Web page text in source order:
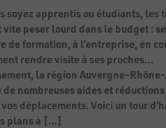
soyez apprentis ou étudiants, les
vite peser lourd dans le budget :
de formation, à l’entreprise, en
rendre visite à ses proches…
la région Auvergne-
de nombreuses aides et
déplacements. Voici un tour
plans à […]